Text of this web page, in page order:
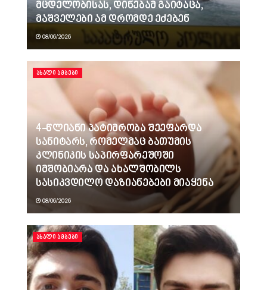
მცდელობისას, დინებამ გაიტაცა,
მაშველები ამ დრომდე ეძებენ
08/06/2026
ᲐᲮᲐᲚᲘ ᲐᲛᲑᲔᲑᲘ
4-წლიანი პატიმრობა შეეფარდა
სანიტარს, რომელმაც ბათუმის
კლინიკის საპირფარეშოში
იმშობიარა და ახალშობილს
სასიკვდილო დაზიანებები მიაყენა
08/06/2026
ᲐᲮᲐᲚᲘ ᲐᲛᲑᲔᲑᲘ